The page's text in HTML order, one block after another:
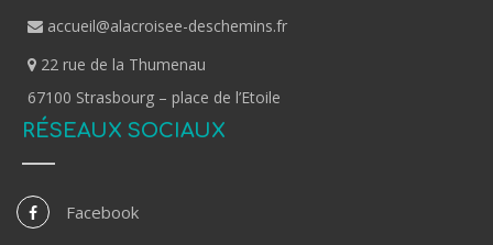
accueil@alacroisee-deschemins.fr
22 rue de la Thumenau
67100 Strasbourg – place de l’Etoile
RÉSEAUX SOCIAUX
Facebook